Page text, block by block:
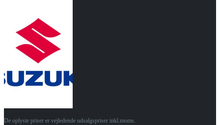
De oplyste priser er vejledende udsalgspriser inkl.moms.